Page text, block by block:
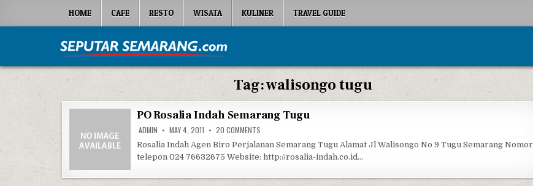
HOME CAFE RESTO WISATA KULINER TRAVEL GUIDE
Seputar Semarang
Tag:walisongo tugu
PO Rosalia Indah Semarang Tugu
ADMIN MAY 4, 2011 20 COMMENTS
Rosalia Indah Agen Biro Perjalanan Semarang Tugu Alamat Jl Walisongo No 9 Tugu Semarang Nomor
telepon 024 76632675 Website: http://rosalia-indah.co.id…